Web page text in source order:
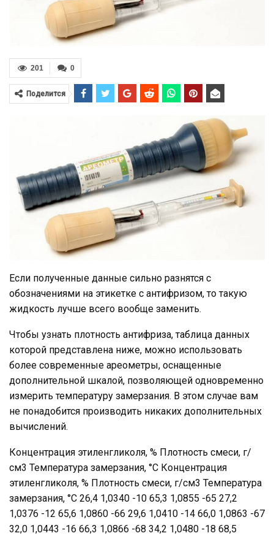
0
201
Поделится
Если полученные данные сильно разнятся с
обозначениями на этикетке с антифризом, то такую
жидкость лучше всего вообще заменить.
Чтобы узнать плотность антифриза, таблица данных
которой представлена ниже, можно использовать
более современные ареометры, оснащенные
дополнительной шкалой, позволяющей одновременно
измерить температуру замерзания. В этом случае вам
не понадобится производить никаких дополнительных
вычислений.
Концентрация этиленгликоля, % Плотность смеси, г/
см3 Температура замерзания, °С Концентрация
этиленгликоля, % Плотность смеси, г/см3 Температура
замерзания, °С 26,4 1,0340 -10 65,3 1,0855 -65 27,2
1,0376 -12 65,6 1,0860 -66 29,6 1,0410 -14 66,0 1,0863 -67
32,0 1,0443 -16 66,3 1,0866 -68 34,2 1,0480 -18 68,5